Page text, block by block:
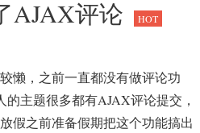
AJAX评论 HOT
懒，之前一直都没有做评论功
主题很多都有AJAX评论提交，
假之前准备假期把这个功能搞出